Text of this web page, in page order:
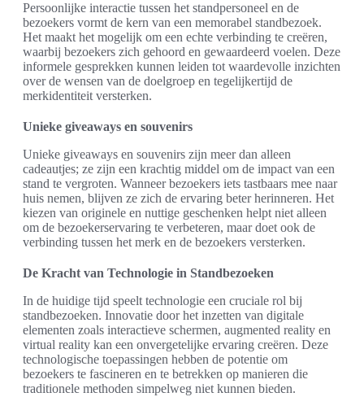
Persoonlijke interactie tussen het standpersoneel en de
bezoekers vormt de kern van een memorabel standbezoek.
Het maakt het mogelijk om een echte verbinding te creëren,
waarbij bezoekers zich gehoord en gewaardeerd voelen. Deze
informele gesprekken kunnen leiden tot waardevolle inzichten
over de wensen van de doelgroep en tegelijkertijd de
merkidentiteit versterken.
Unieke giveaways en souvenirs
Unieke giveaways en souvenirs zijn meer dan alleen
cadeautjes; ze zijn een krachtig middel om de impact van een
stand te vergroten. Wanneer bezoekers iets tastbaars mee naar
huis nemen, blijven ze zich de ervaring beter herinneren. Het
kiezen van originele en nuttige geschenken helpt niet alleen
om de bezoekerservaring te verbeteren, maar doet ook de
verbinding tussen het merk en de bezoekers versterken.
De Kracht van Technologie in Standbezoeken
In de huidige tijd speelt technologie een cruciale rol bij
standbezoeken. Innovatie door het inzetten van digitale
elementen zoals interactieve schermen, augmented reality en
virtual reality kan een onvergetelijke ervaring creëren. Deze
technologische toepassingen hebben de potentie om
bezoekers te fascineren en te betrekken op manieren die
traditionele methoden simpelweg niet kunnen bieden.